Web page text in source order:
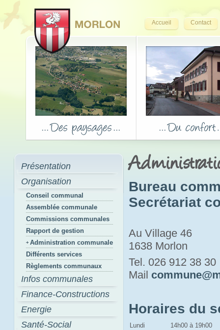
Accueil Contact
Présentation
Organisation
Conseil communal
Assemblée communale
Commissions communales
Rapport de gestion
Administration communale
Différents services
Règlements communaux
Infos communales
Finance-Constructions
Energie
Santé-Social
Bureau
Secrétariat
Au Village 46
1638 Morlon
Tel. 026 912 38 30
Mail
Horaires du
Lundi
14h00 à 19h00